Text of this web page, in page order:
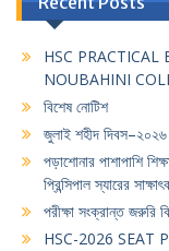
HSC PRACTICAL
NOUBAHINI
বিশেষ নোটিশ
জুলাই শহীদ
পড়াশোনার পাশাপাশি
প্রিন্সিপাল স্যারের
পরীক্ষা সংক্রান্ত জরুরি
HSC-2026 SEAT